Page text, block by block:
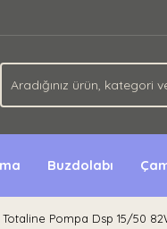
Buzdolabı
Totaline Pompa Dsp 15/50